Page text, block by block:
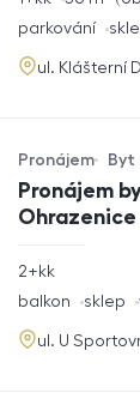
funkce
parkování
adresa
ul. Klášterní
Pronájem
Ohrazenice
Typ nabídky
Pronájem
Typ nemovitosti
Byt
rozměry
2+kk
funkce
balkon sklep
adresa
ul. U